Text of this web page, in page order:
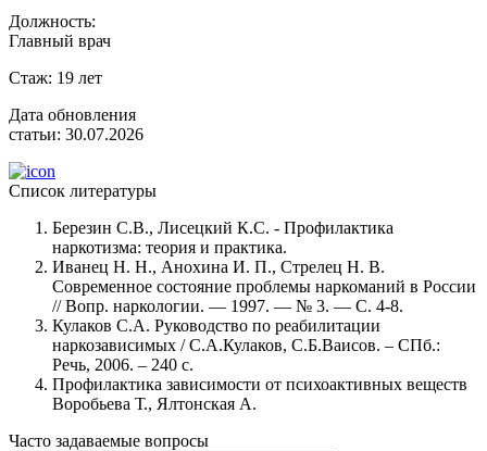
Должность:
Главный врач
Стаж: 19 лет
Дата обновления
статьи: 30.07.2026
Список литературы
Березин С.В., Лисецкий К.С. - Профилактика
наркотизма: теория и практика.
Иванец Н. Н., Анохина И. П., Стрелец Н. В.
Современное состояние проблемы наркоманий в России
// Вопр. наркологии. — 1997. — № 3. — С. 4-8.
Кулаков С.А. Руководство по реабилитации
наркозависимых / С.А.Кулаков, С.Б.Ваисов. – СПб.:
Речь, 2006. – 240 с.
Профилактика зависимости от психоактивных веществ
Воробьева Т., Ялтонская А.
Часто задаваемые вопросы